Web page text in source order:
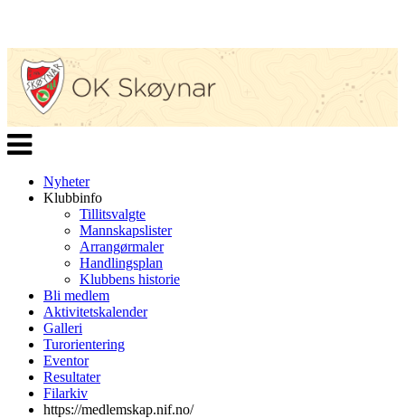
Veksle
navigasjon
Nyheter
Klubbinfo
Tillitsvalgte
Mannskapslister
Arrangørmaler
Handlingsplan
Klubbens historie
Bli medlem
Aktivitetskalender
Galleri
Turorientering
Eventor
Resultater
Filarkiv
https://medlemskap.nif.no/